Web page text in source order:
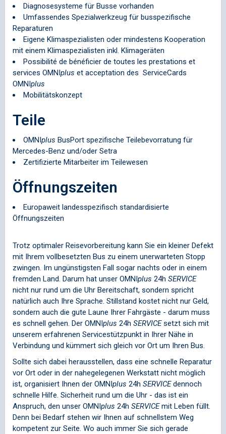
Diagnosesysteme für Busse vorhanden
Umfassendes Spezialwerkzeug für busspezifische
Reparaturen
Eigene Klimaspezialisten oder mindestens Kooperation
mit einem Klimaspezialisten inkl. Klimageräten
Possibilité de bénéficier de toutes les prestations et
services OMNIplus et acceptation des ServiceCards
OMNIplus
Mobilitätskonzept
Teile
OMNIplus BusPort spezifische Teilebevorratung für
Mercedes-Benz und/oder Setra
Zertifizierte Mitarbeiter im Teilewesen
Öffnungszeiten
Europaweit landesspezifisch standardisierte
Öffnungszeiten
Trotz optimaler Reisevorbereitung kann Sie ein kleiner Defekt
mit Ihrem vollbesetzten Bus zu einem unerwarteten Stopp
zwingen. Im ungünstigsten Fall sogar nachts oder in einem
fremden Land. Darum hat unser OMNIplus 24h SERVICE
nicht nur rund um die Uhr Bereitschaft, sondern spricht
natürlich auch Ihre Sprache. Stillstand kostet nicht nur Geld,
sondern auch die gute Laune Ihrer Fahrgäste - darum muss
es schnell gehen. Der OMNIplus 24h SERVICEsetzt sich mit
unserem erfahrenen Servicestützpunkt in Ihrer Nähe in
Verbindung und kümmert sich gleich vor Ort um Ihren Bus.
Sollte sich dabei herausstellen, dass eine schnelle Reparatur
vor Ort oder in der nahegelegenen Werkstatt nicht möglich
ist, organisiert Ihnen der OMNIplus 24h SERVICEdennoch
schnelle Hilfe. Sicherheit rund um die Uhr - das ist ein
Anspruch, den unser OMNIplus 24h SERVICEmit Leben füllt.
Denn bei Bedarf stehen wir Ihnen auf schnellstem Weg
kompetent zur Seite. Wo auch immer Sie sich gerade